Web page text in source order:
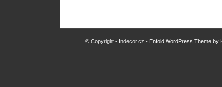
© Copyright - Indecor.cz - Enfold WordPress Theme by